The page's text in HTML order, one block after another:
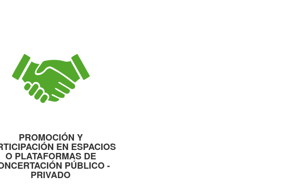
PROMOCIÓN Y
EN ESPACIOS
O PLATAFORMAS DE
PÚBLICO -
PRIVADO